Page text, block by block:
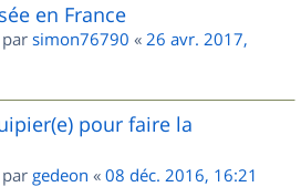
en France
simon76790 « 26 avr. 2017,
pour faire la
gedeon « 08 déc. 2016, 16:21